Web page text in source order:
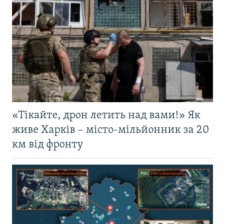
«Тікайте, дрон летить над вами!» Як
живе Харків – місто-мільйонник за 20
км від фронту